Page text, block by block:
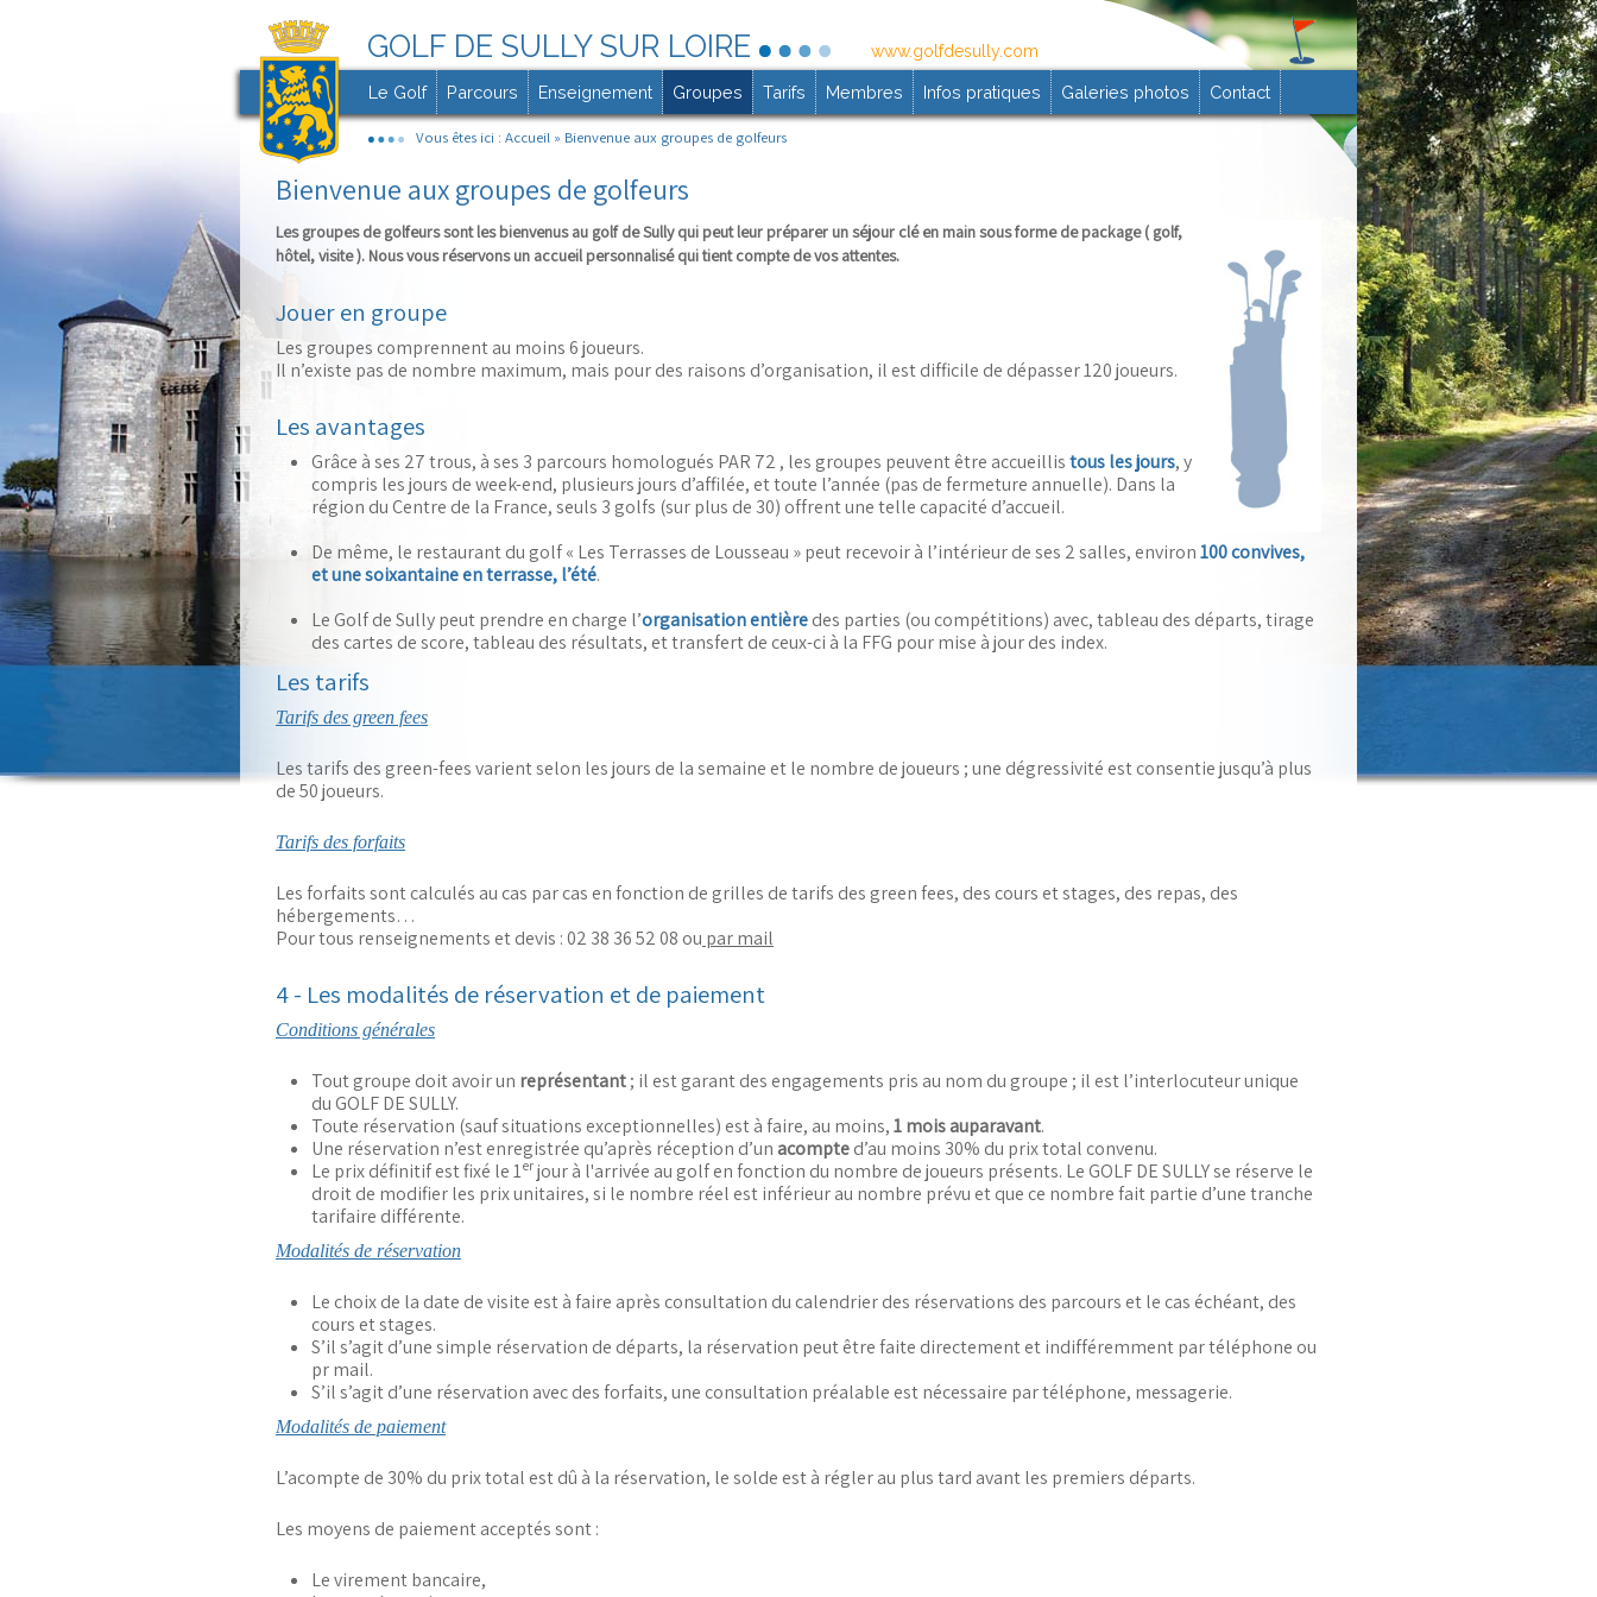
au
contenu
principal
GOLF DE SULLY SUR LOIRE www.golfdesully.com
Le Golf Parcours Enseignement Groupes Tarifs Membres Infos pratiques Galeries photos Contact
Vous êtes ici : Accueil » Bienvenue aux groupes de golfeurs
Bienvenue aux groupes de golfeurs
Les groupes de golfeurs sont les bienvenus au golf de Sully qui peut leur préparer un séjour clé en main sous forme de package ( golf,
hôtel, visite ). Nous vous réservons un accueil personnalisé qui tient compte de vos attentes.
Jouer en groupe
Les groupes comprennent au moins 6 joueurs.
Il n’existe pas de nombre maximum, mais pour des raisons d’organisation, il est difficile de dépasser 120 joueurs.
Les avantages
Grâce à ses 27 trous, à ses 3 parcours homologués PAR 72 , les groupes peuvent être accueillistous les jours, y
compris les jours de week-end, plusieurs jours d’affilée, et toute l’année (pas de fermeture annuelle). Dans la
région du Centre de la France, seuls 3 golfs (sur plus de 30) offrent une telle capacité d’accueil.
De même, le restaurant du golf « Les Terrasses de Lousseau » peut recevoir à l’intérieur de ses 2 salles, environ100 convives,
et une soixantaine en terrasse, l’été.
Le Golf de Sully peut prendre en charge l’organisation entièredes parties (ou compétitions) avec, tableau des départs, tirage
des cartes de score, tableau des résultats, et transfert de ceux-ci à la FFG pour mise à jour des index.
Les tarifs
Tarifs des green fees
Les tarifs des green-fees varient selon les jours de la semaine et le nombre de joueurs ; une dégressivité est consentie jusqu’à plus
de 50 joueurs.
Tarifs des forfaits
Les forfaits sont calculés au cas par cas en fonction de grilles de tarifs des green fees, des cours et stages, des repas, des
hébergements…
Pour tous renseignements et devis : 02 38 36 52 08 ou par mail
4 - Les modalités de réservation et de paiement
Conditions générales
Tout groupe doit avoir un représentant; il est garant des engagements pris au nom du groupe ; il est l’interlocuteur unique
du GOLF DE SULLY.
Toute réservation (sauf situations exceptionnelles) est à faire, au moins,1 mois auparavant.
Une réservation n’est enregistrée qu’après réception d’unacompted’au moins 30% du prix total convenu.
Le prix définitif est fixé le 1er jour à l'arrivée au golf en fonction du nombre de joueurs présents. Le GOLF DE SULLY se réserve le
droit de modifier les prix unitaires, si le nombre réel est inférieur au nombre prévu et que ce nombre fait partie d’une tranche
tarifaire différente.
Modalités de réservation
Le choix de la date de visite est à faire après consultation du calendrier des réservations des parcours et le cas échéant, des
cours et stages.
S’il s’agit d’une simple réservation de départs, la réservation peut être faite directement et indifféremment par téléphone ou
pr mail.
S’il s’agit d’une réservation avec des forfaits, une consultation préalable est nécessaire par téléphone, messagerie.
Modalités de paiement
L’acompte de 30% du prix total est dû à la réservation, le solde est à régler au plus tard avant les premiers départs.
Les moyens de paiement acceptés sont :
Le virement bancaire,